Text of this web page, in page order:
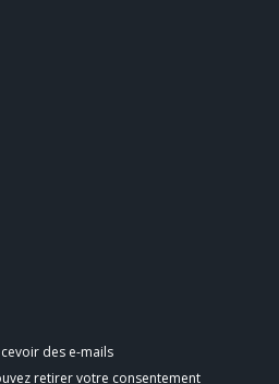
des e-mails
retirer votre consentement